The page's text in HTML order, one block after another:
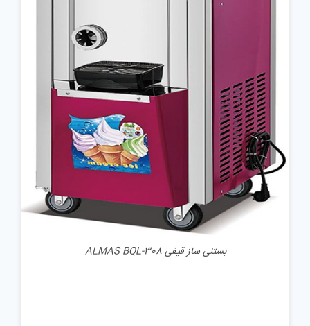
بستنی ساز قیفی ALMAS BQL-308